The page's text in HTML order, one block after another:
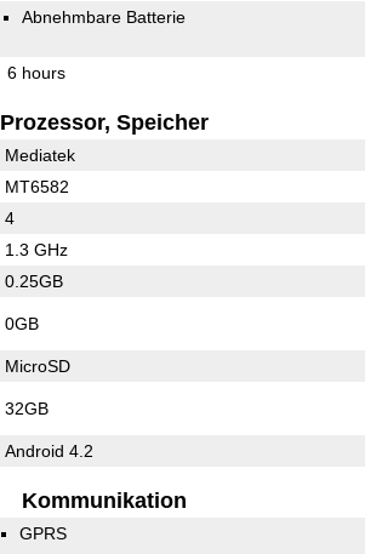
Abnehmbare Batterie
6 hours
Prozessor, Speicher
Mediatek
MT6582
4
1.3 GHz
0.25GB
0GB
MicroSD
32GB
Android 4.2
Kommunikation
GPRS